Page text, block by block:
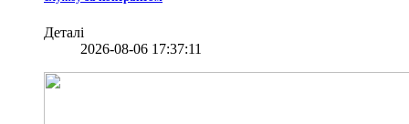
Деталі
2026-08-06 17:37:11